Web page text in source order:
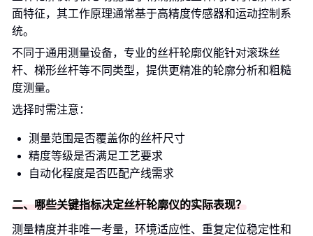
面特征，其工作原理通常基于高精度传感器和运动控制系
统。
不同于通用测量设备，专业的丝杆轮廓仪能针对滚珠丝
杆、梯形丝杆等不同类型，提供更精准的轮廓分析和粗糙
度测量。
选择时需注意：
测量范围是否覆盖你的丝杆尺寸
精度等级是否满足工艺要求
自动化程度是否匹配产线需求
二、哪些关键指标决定丝杆轮廓仪的实际表现？
测量精度并非唯一考量，环境适应性、重复定位稳定性和